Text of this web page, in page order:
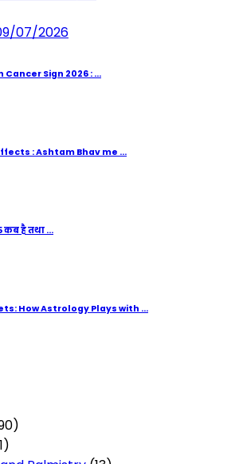
07/2026
Sign 2026 : ...
: Ashtam Bhav me ...
कब है तथा ...
How Astrology Plays with ...